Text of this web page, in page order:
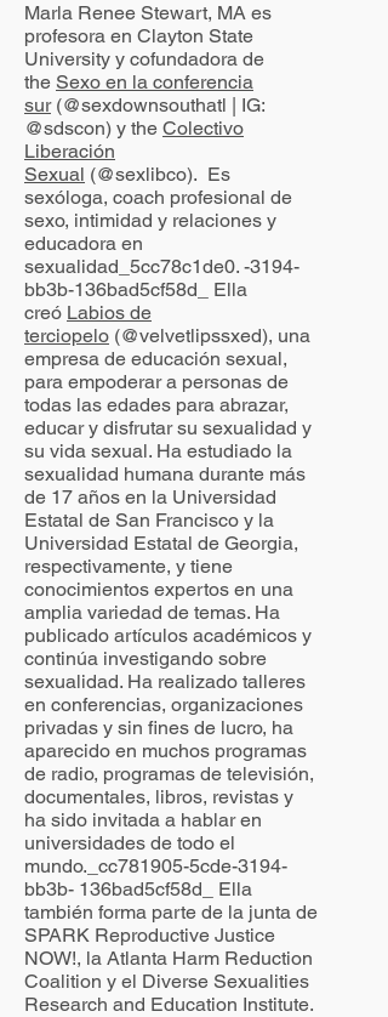
Marla Renee Stewart, MA es
profesora en Clayton State
University y cofundadora de
the Sexo en la conferencia
sur(@sexdownsouthatl | IG:
@sdscon) y the Colectivo
Liberación
Sexual (@sexlibco). Es
sexóloga, coach profesional de
sexo, intimidad y relaciones y
educadora en
sexualidad_5cc78c1de0. -3194-
bb3b-136bad5cf58d_ Ella
creó Labios de
terciopelo (@velvetlipssxed), una
empresa de educación sexual,
para empoderar a personas de
todas las edades para abrazar,
educar y disfrutar su sexualidad y
su vida sexual. Ha estudiado la
sexualidad humana durante más
de 17 años en la Universidad
Estatal de San Francisco y la
Universidad Estatal de Georgia,
respectivamente, y tiene
conocimientos expertos en una
amplia variedad de temas. Ha
publicado artículos académicos y
continúa investigando sobre
sexualidad. Ha realizado talleres
en conferencias, organizaciones
privadas y sin fines de lucro, ha
aparecido en muchos programas
de radio, programas de televisión,
documentales, libros, revistas y
ha sido invitada a hablar en
universidades de todo el
mundo._cc781905-5cde-3194-
bb3b- 136bad5cf58d_ Ella
también forma parte de la junta de
SPARK Reproductive Justice
NOW!, la Atlanta Harm Reduction
Coalition y el Diverse Sexualities
Research and Education Institute.